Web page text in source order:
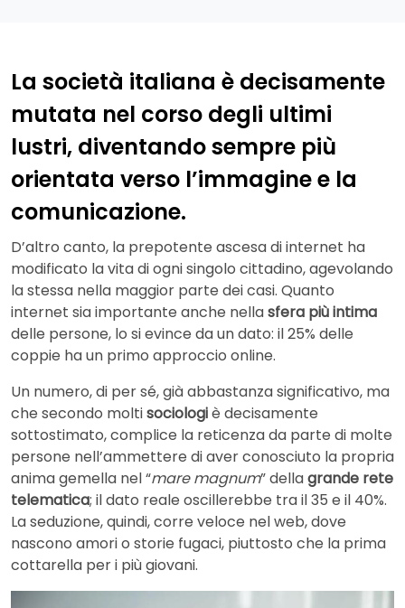
La società italiana è decisamente
mutata nel corso degli ultimi
lustri, diventando sempre più
orientata verso l’immagine e la
comunicazione.
D’altro canto, la prepotente ascesa di internet ha
modificato la vita di ogni singolo cittadino, agevolando
la stessa nella maggior parte dei casi. Quanto
internet sia importante anche nellasfera più intima
delle persone, lo si evince da un dato: il 25% delle
coppie ha un primo approccio online.
Un numero, di per sé, già abbastanza significativo, ma
che secondo moltisociologiè decisamente
sottostimato, complice la reticenza da parte di molte
persone nell’ammettere di aver conosciuto la propria
anima gemella nel “mare magnum” dellagrande rete
telematica; il dato reale oscillerebbe tra il 35 e il 40%.
La seduzione, quindi, corre veloce nel web, dove
nascono amori o storie fugaci, piuttosto che la prima
cottarella per i più giovani.